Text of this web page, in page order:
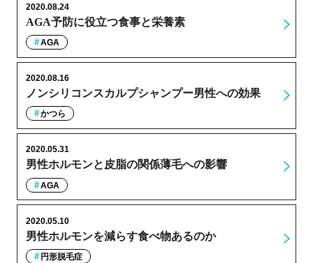
AGA予防に役立つ食事と栄養素
2020.08.24
AGA
ノンシリコンスカルプシャンプー男性への効果
2020.08.16
かつら
男性ホルモンと皮脂の関係薄毛への影響
2020.05.31
AGA
男性ホルモンを減らす食べ物あるのか
2020.05.10
円形脱毛症